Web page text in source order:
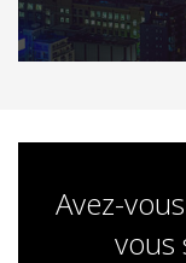
Avez-
vous